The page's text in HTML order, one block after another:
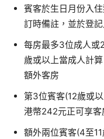
賓客於生日月份入
訂時備註，並於登
每房最多3位成人或
歲或以上當成人計
額外客房
第3位賓客(12歲或
港幣242元正可享客
額外兩位賓客(4至